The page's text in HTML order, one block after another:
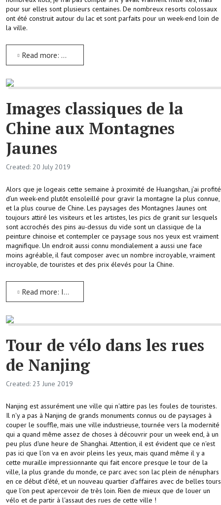
pour sur elles sont plusieurs centaines. De nombreux resorts colossaux
ont été construit autour du lac et sont parfaits pour un week-end loin de
la ville.
Read more: Qiandaohu, le Lac des Milles Iles dans l'Ouest du Zhejiang
Images classiques de la
Chine aux Montagnes
Jaunes
Created: 20 July 2019
Alors que je logeais cette semaine à proximité de Huangshan, j’ai profité
d’un week-end plutôt ensoleillé pour gravir la montagne la plus connue,
et la plus courue de Chine. Les paysages des Montagnes Jaunes ont
toujours attiré les visiteurs et les artistes, les pics de granit sur lesquels
sont accrochés des pins au-dessus du vide sont un classique de la
peinture chinoise et contempler ce paysage sous nos yeux est vraiment
magnifique. Un endroit aussi connu mondialement a aussi une face
moins agréable, il faut composer avec un nombre incroyable, vraiment
incroyable, de touristes et des prix élevés pour la Chine.
Read more: Images classiques de la Chine aux Montagnes Jaunes
Tour de vélo dans les rues
de Nanjing
Created: 23 June 2019
Nanjing est assurément une ville qui n'attire pas les foules de touristes.
Il n'y a pas à Nanjing de grands monuments connus ou de paysages à
couper le souffle, mais une ville industrieuse, tournée vers la modernité
qui a quand même assez de choses à découvrir pour un week end, à un
peu plus d'une heure de Shanghai. Attention, il est évident que ce n'est
pas ici que l'on va en avoir pleins les yeux, mais quand même il y a
cette muraille impressionnante qui fait encore presque le tour de la
ville, la plus grande du monde, ce parc avec son lac plein de nénuphars
en ce début d'été, et un nouveau quartier d'affaires avec de belles tours
que l'on peut apercevoir de très loin. Rien de mieux que de louer un
vélo et de partir à l'assaut des rues de cette ville !